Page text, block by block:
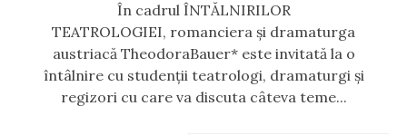
În cadrul ÎNTĂLNIRILOR
TEATROLOGIEI, romanciera și dramaturga
austriacă TheodoraBauer* este invitată la o
întâlnire cu studenții teatrologi, dramaturgi și
regizori cu care va discuta câteva teme...